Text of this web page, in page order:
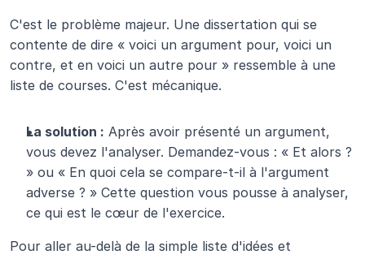
C'est le problème majeur. Une dissertation qui se
contente de dire « voici un argument pour, voici un
contre, et en voici un autre pour » ressemble à une
liste de courses. C'est mécanique.
La solution : Après avoir présenté un argument,
vous devez l'analyser. Demandez-vous : « Et alors ?
» ou « En quoi cela se compare-t-il à l'argument
adverse ? » Cette question vous pousse à analyser,
ce qui est le cœur de l'exercice.
Pour aller au-delà de la simple liste d'idées et